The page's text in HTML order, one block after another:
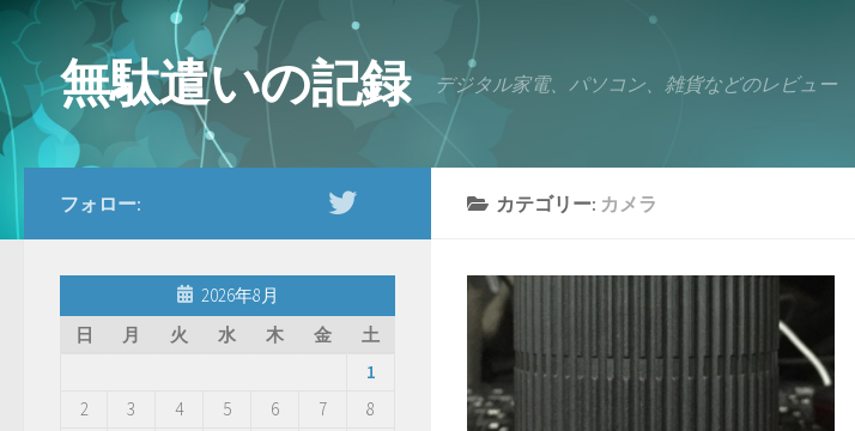
コンテンツへスキップ
無駄遣いの記録 デジタル家電、パソコン、雑貨などのレビュー
カテゴリー: カメラ
フォロー:
2026年8月
日
月 火 水 木 金
土
1
2
3 4 5 6 7
8